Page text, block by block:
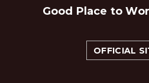
Good Place to
OFFICIAL